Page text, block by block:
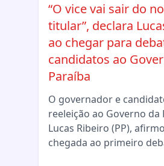
“O vice vai sair do
titular”, declara
ao chegar para
candidatos ao
Paraíba
O governador e
reeleição ao Governo da
Lucas Ribeiro (PP),
chegada ao primeiro